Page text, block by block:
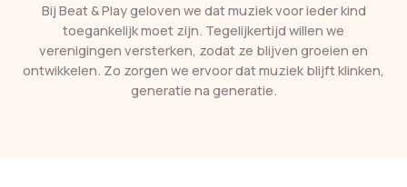
Bij Beat & Play geloven we dat muziek voor ieder kind
toegankelijk moet zijn. Tegelijkertijd willen we
verenigingen versterken, zodat ze blijven groeien en
ontwikkelen. Zo zorgen we ervoor dat muziek blijft klinken,
generatie na generatie.